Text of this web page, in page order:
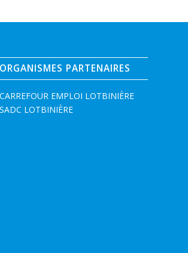
ORGANISMES PARTENAIRES
CARREFOUR EMPLOI LOTBINIÈRE
SADC LOTBINIÈRE